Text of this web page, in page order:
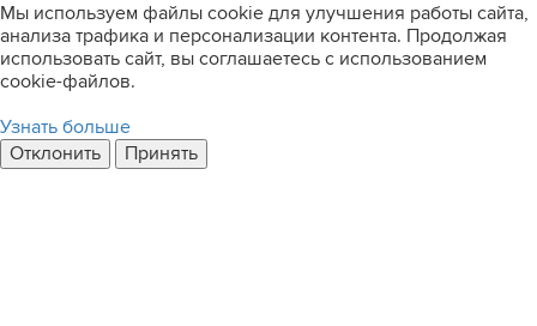
Мы используем файлы cookie для улучшения работы сайта,
анализа трафика и персонализации контента. Продолжая
использовать сайт, вы соглашаетесь с использованием
cookie-файлов.
Узнать больше
Отклонить
Принять